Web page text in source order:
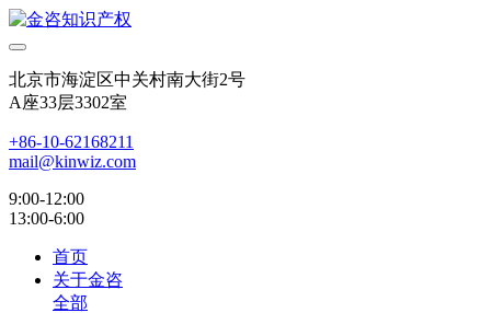
北京市海淀区中关村南大街2号
A座33层3302室
+86-10-62168211
mail@kinwiz.com
9:00-12:00
13:00-6:00
首页
关于金咨
全部